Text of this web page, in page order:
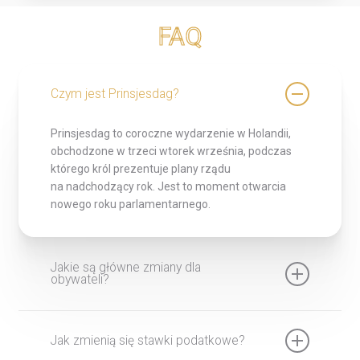
FAQ
Czym jest Prinsjesdag?
Prinsjesdag to coroczne wydarzenie w Holandii,
obchodzone w trzeci wtorek września, podczas
którego król prezentuje plany rządu
na nadchodzący rok. Jest to moment otwarcia
nowego roku parlamentarnego.
Jakie są główne zmiany dla
obywateli?
na ubezpieczenie zdrowotne, wzrost dodatku
Jak zmienią się stawki podatkowe?